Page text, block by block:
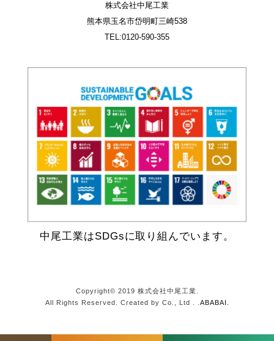
株式会社中尾工業
熊本県玉名市岱明町三崎538
TEL:0120-590-355
中尾工業はSDGsに取り組んでいます。
Copyright© 2019 株式会社中尾工業.
All Rights Reserved. Created by Co., Ltd . . ABABAI.